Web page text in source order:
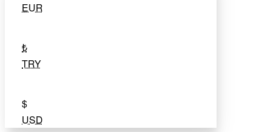
EUR
₺
TRY
$
USD